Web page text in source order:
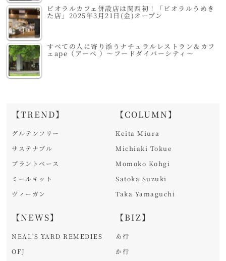
ビオラルカフェ併設店は関西初！「ビオラルうめき
た店」2025年3月21日(金)オープン
すべての人に寄り添うナチュラルレストラン＆カフ
ェape（アーペ ）～フードダイバーシティ～
【TREND】
グルテンフリー
サステナブル
プラントベース
ミールキット
ヴィーガン
【NEWS】
NEAL'S YARD REMEDIES
OFJ
【COLUMN】
Keita Miura
Michiaki Tokue
Momoko Kohgi
Satoka Suzuki
Taka Yamaguchi
【BIZ】
あ行
か行